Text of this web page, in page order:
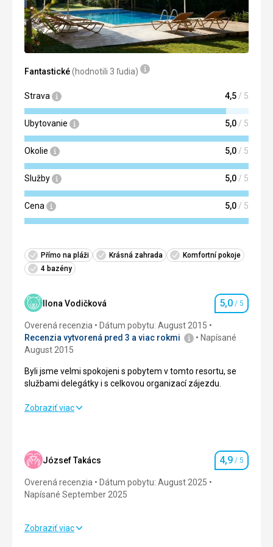
Fantastické(hodnotili 3 ľudia)
Strava 4,5 / 5
Ubytovanie 5,0 / 5
Okolie 5,0 / 5
Služby 5,0 / 5
Cena 5,0 / 5
Přímo na pláži Krásná zahrada
Komfortní pokoje
4 bazény
Ilona Vodičková Hodnotenie
5,0 / 5
Overená recenzia
Dátum pobytu: August 2015
Recenzia vytvorená pred 3 a viac rokmi
Napísané
August 2015
Byli jsme velmi spokojeni s pobytem v tomto resortu, se
službami delegátky i s celkovou organizací zájezdu.
Byli jsme velmi spokojeni s pobytem v tomto resortu, se
Ubytovanie 5,0/ 5
Okolie
Zobraziť viac
József Takács Hodnotenie
4,9 / 5
Overená recenzia
Dátum pobytu: August 2025
Napísané September 2025
Zobraziť viac